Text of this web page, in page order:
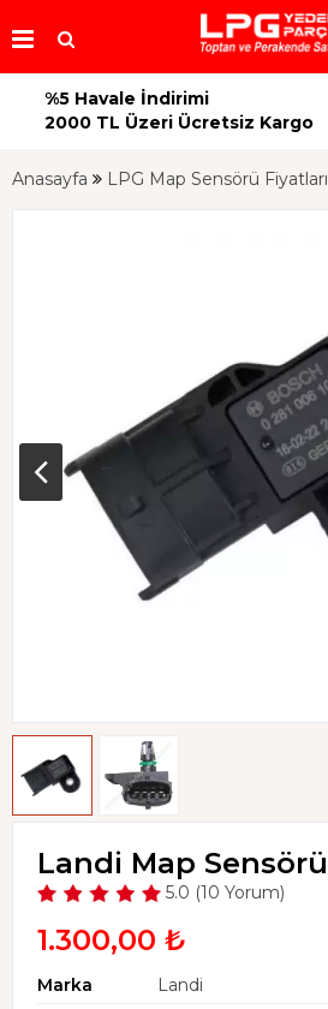
%5 Havale İndirimi
2000 TL Üzeri Ücretsiz Kargo
Anasayfa LPG Map Sensörü Fiyatları
Landi Map Sensörü
5.0 (10 Yorum)
1.300,00 ₺
Marka
Landi